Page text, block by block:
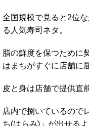
全国規模で見ると2位
る人気寿司ネタ。
脂の鮮度を保つために
はまちがすぐに店舗に
皮と身は店舗で提供直
店内で捌いているので
ち(はらみ)」が出せるよ